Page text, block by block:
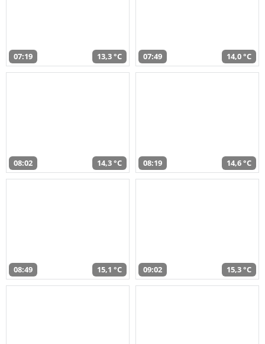
07:19 13,3 °C 07:49 14,0 °C
08:02 14,3 °C 08:19 14,6 °C
08:49 15,1 °C 09:02 15,3 °C